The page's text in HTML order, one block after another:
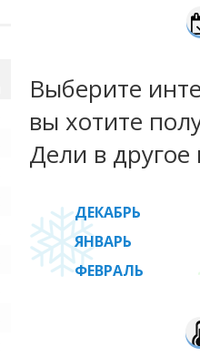
Выберите
вы хотите
Дели в другое
ДЕКАБРЬ
ЯНВАРЬ
ФЕВРАЛЬ